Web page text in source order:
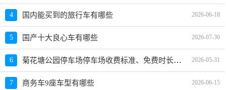
4 国内能买到的旅行车有哪些 2026-06-18
5 国产十大良心车有哪些 2026-07-30
6 菊花塘公园停车场停车场收费标准、免费时长、日租月租信息 2026-05-31
7 商务车9座车型有哪些 2026-06-15